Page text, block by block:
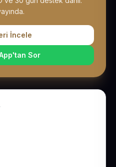
İncele
Sor